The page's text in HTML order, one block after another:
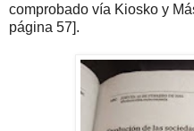
comprobado vía Kiosko y
página 57].